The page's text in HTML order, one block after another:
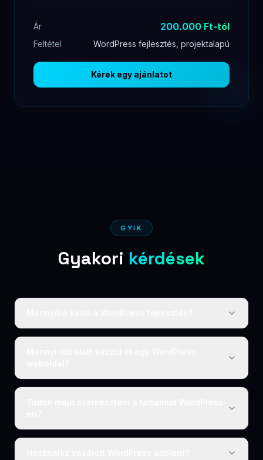
Ár 200.000 Ft-tól
Feltétel WordPress fejlesztés, projektalapú
Kérek egy ajánlatot
GYIK
Gyakori kérdések